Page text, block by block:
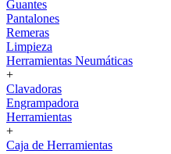
Guantes
Pantalones
Remeras
Limpieza
Herramientas Neumáticas
+
Clavadoras
Engrampadora
Herramientas
+
Caja de Herramientas